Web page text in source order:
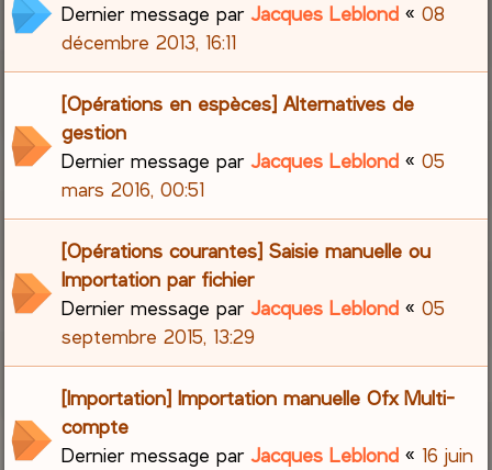
Dernier message parJacques Leblond «08
décembre 2013, 16:11
[Opérations en espèces] Alternatives de
gestion
Dernier message parJacques Leblond «05
mars 2016, 00:51
[Opérations courantes] Saisie manuelle ou
Importation par fichier
Dernier message parJacques Leblond «05
septembre 2015, 13:29
[Importation] Importation manuelle Ofx Multi-
compte
Dernier message parJacques Leblond « 16 juin